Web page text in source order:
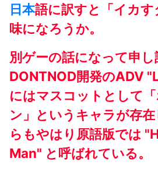
日本語に訳すと「イカ
味になろうか。
別ゲーの話になって申
DONTNOD開発のADV
にはマスコットとして
ン」というキャラが存
らもやはり原語版では
Man" と呼ばれている。